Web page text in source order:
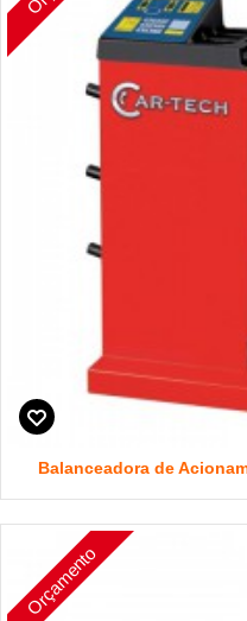
Balanceadora de
Orçamento